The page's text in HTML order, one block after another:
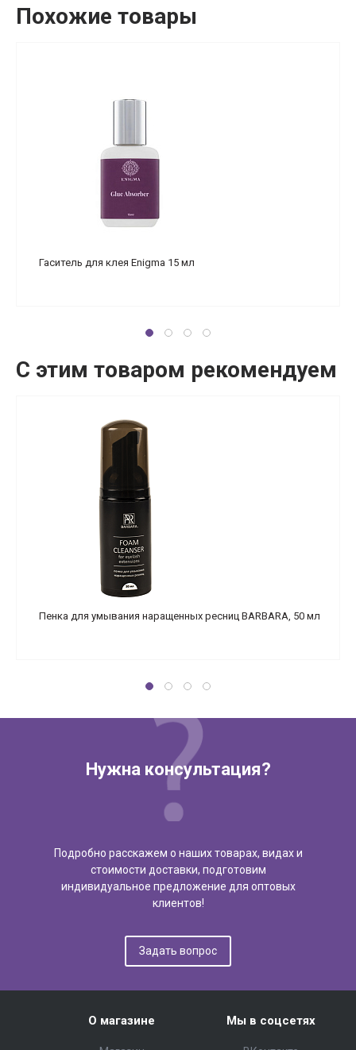
Похожие товары
Гаситель для клея Enigma 15 мл
С этим товаром рекомендуем
Пенка для умывания наращенных ресниц BARBARA, 50 мл
Нужна консультация?
Подробно расскажем о наших товарах, видах и
стоимости доставки, подготовим
индивидуальное предложение для оптовых
клиентов!
Задать вопрос
О магазине Мы в соцсетях